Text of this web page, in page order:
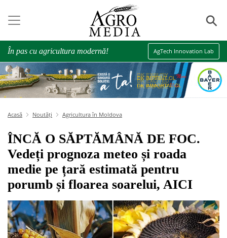
⚲
În pas cu agricultura modernă! AgTech Innovation Lab
Acasă Noutăți Agricultura în Moldova
ÎNCĂ O SĂPTĂMÂNĂ DE FOC.
Vedeți prognoza meteo și roada
medie pe țară estimată pentru
porumb și floarea soarelui, AICI